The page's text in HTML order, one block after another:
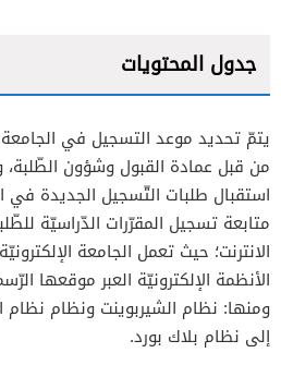
جدول المحتويات
من قبل عمادة القبول وشؤون
استقبال طلبات التّسجيل الجديدة في
متابعة تسجيل المقرّرات الدّراسيّة
الانترنت؛ حيث تعمل الجامعة
الأنظمة الإلكترونيّة العبر موقعها
ومنها: نظام الشيربوينت ونظام نظام
إلى نظام بلاك بورد.